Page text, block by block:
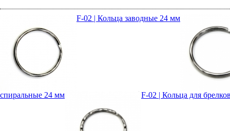
F-02 | Кольца заводные 24 мм
спиральные 24 мм F-02 | Кольца для